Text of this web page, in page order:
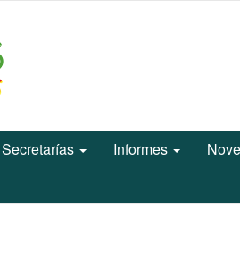
Secretarías Informes